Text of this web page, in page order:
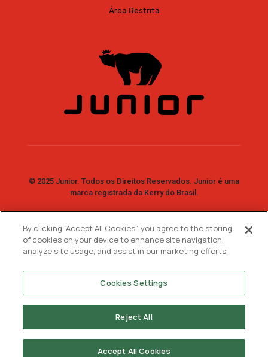
Área Restrita
© 2025 Junior. Todos os Direitos Reservados. Junior é uma
marca registrada da Kerry do Brasil.
Fale Conosco
WhatsApp:11 99744-2447
By clicking “Accept All Cookies”, you agree to the storing
of cookies on your device to enhance site navigation,
analyze site usage, and assist in our marketing efforts.
Cookies Settings
Reject All
Accept All Cookies